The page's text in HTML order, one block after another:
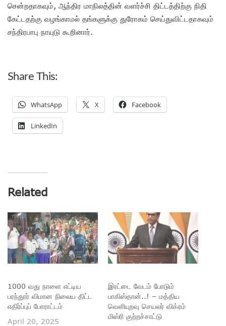
சென்றதாகவும், ஆந்திர மாநிலத்தின் வளர்ச்சி திட்டத்திற்கு நிதி
கேட்டதற்கு வழங்காமல் தங்களுக்கு துரோகம் செய்துவிட்டதாகவும்
சந்திரபாபு நாயுடு கூறினார்.
Share This:
WhatsApp X Facebook
LinkedIn
Related
1000 வது நாளை எட்டிய
பரந்தூர் விமான நிலைய திட்ட
எதிர்ப்புப் போராட்டம்
April 20, 2025
இரட்டை வேடம் போடும்
பாகிஸ்தான்..! – மத்திய
வெளியுறவு செயலர் விக்ரம்
மிஸ்ரி குற்றச்சாட்டு